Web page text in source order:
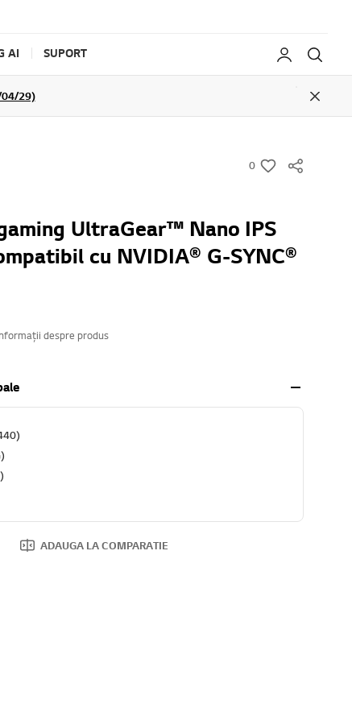
AI SUPORT My LG
04/29)
Close
0
w
h
UltraGear™ Nano IPS
cu NVIDIA® G-SYNC®
despre produs
ADAUGA LA COMPARATIE